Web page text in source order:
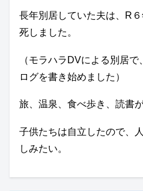
長年別居していた夫は、R
死しました。
（モラハラDVによる別居
ログを書き始めました）
旅、温泉、食べ歩き、読書
子供たちは自立したので、
しみたい。